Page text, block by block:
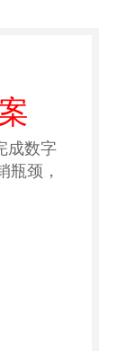
成数字
瓶颈，